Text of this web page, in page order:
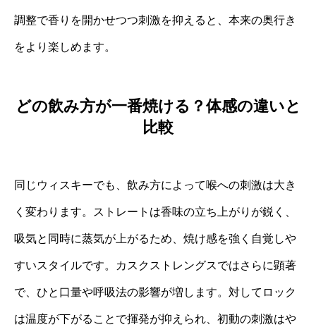
調整で香りを開かせつつ刺激を抑えると、本来の奥行き
をより楽しめます。
どの飲み方が一番焼ける？体感の違いと
比較
同じウィスキーでも、飲み方によって喉への刺激は大き
く変わります。ストレートは香味の立ち上がりが鋭く、
吸気と同時に蒸気が上がるため、焼け感を強く自覚しや
すいスタイルです。カスクストレングスではさらに顕著
で、ひと口量や呼吸法の影響が増します。対してロック
は温度が下がることで揮発が抑えられ、初動の刺激はや